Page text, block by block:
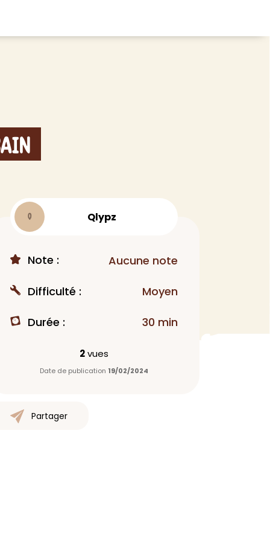
tapis
> Voir tout
MAQUILLAGE
Rouge à lèvres
Fond de teint
Anti-cerne
Yeux
Highlighter
Q Qlypz
Note : Aucune note
Difficulté : Moyen
Durée : 30 min
2vues
Date de publication 19/02/2024
Partager